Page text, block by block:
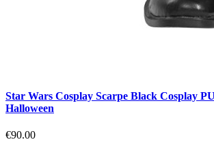
Star Wars Cosplay Scarpe Black Cosplay
Halloween
€90.00